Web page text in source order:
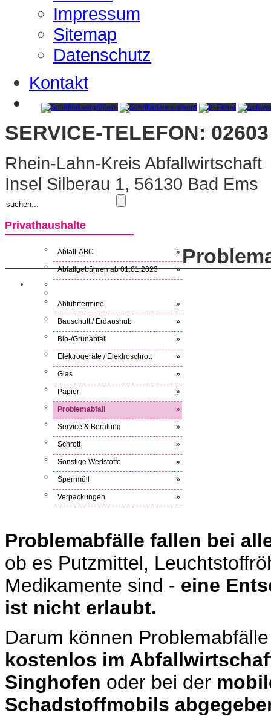
Impressum
Sitemap
Datenschutz
Kontakt
SERVICE-TELEFON:
Rhein-Lahn-Kreis Abfallwirtschaft
Insel Silberau 1, 56130 Bad Ems
Privathaushalte
Abfall-ABC »
Abfallgebühren ab 01.01.2023 »
Abfuhrtermine »
Bauschutt / Erdaushub »
Bio-/Grünabfall »
Elektrogeräte / Elektroschrott »
Glas »
Papier »
Problemabfall »
Service & Beratung »
Schrott »
Sonstige Wertstoffe »
Sperrmüll »
Verpackungen »
Problemabfälle fallen bei
ob es Putzmittel,
Medikamente sind - eine
ist nicht erlaubt.
Darum können
kostenlos im
Singhofen oder bei der
Schadstoffmobils